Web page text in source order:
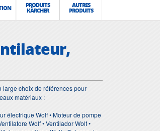
PRODUITS
KÄRCHER
AUTRES
PRODUITS
choix de références pour
matériaux :
électrique Wolf • Moteur de pompe
Wolf • Ventilador Wolf •